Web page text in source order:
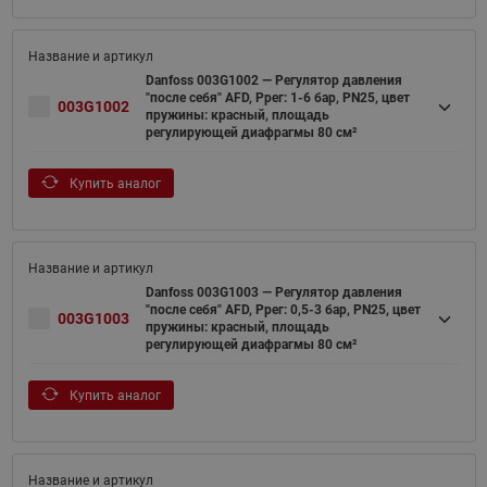
003G1002
Danfoss 003G1002 — Регулятор давления
"после себя" AFD, Pрег: 1-6 бар, PN25, цвет
пружины: красный, площадь
регулирующей диафрагмы 80 см²
Купить аналог
003G1003
Danfoss 003G1003 — Регулятор давления
"после себя" AFD, Pрег: 0,5-3 бар, PN25, цвет
пружины: красный, площадь
регулирующей диафрагмы 80 см²
Купить аналог